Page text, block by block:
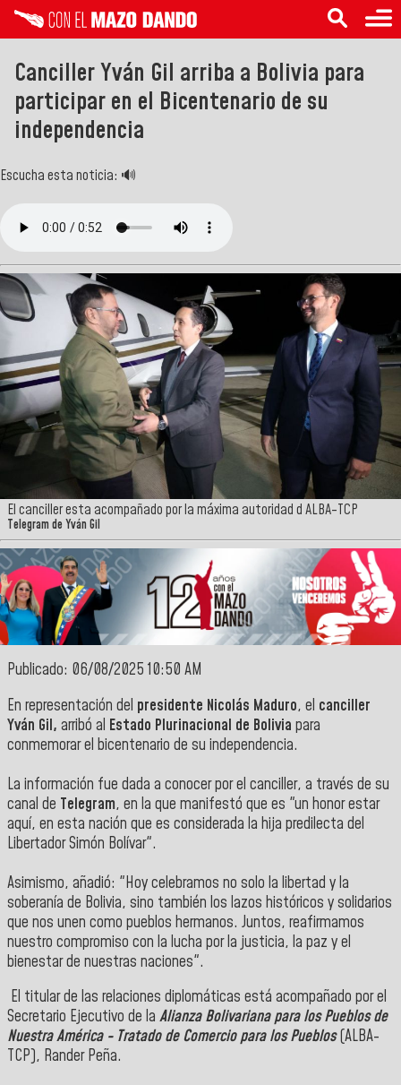
Canciller Yván Gil arriba a Bolivia para
participar en el Bicentenario de su
independencia
Escucha esta noticia: 🔊
El canciller esta acompañado por la máxima autoridad d ALBA-TCP
Telegram de Yván Gil
Publicado: 06/08/2025 10:50 AM
‎En representación del presidente Nicolás Maduro, el canciller
Yván Gil, arribó al Estado Plurinacional de Bolivia para
conmemorar el bicentenario de su independencia.
‎La información fue dada a conocer por el canciller, a través de su
canal de Telegram, en la que manifestó que es "un honor estar
aquí, en esta nación que es considerada la hija predilecta del
Libertador Simón Bolívar".
‎Asimismo, añadió: "Hoy celebramos no solo la libertad y la
soberanía de Bolivia, sino también los lazos históricos y solidarios
que nos unen como pueblos hermanos. Juntos, reafirmamos
nuestro compromiso con la lucha por la justicia, la paz y el
bienestar de nuestras naciones".
El titular de las relaciones diplomáticas está acompañado por el
Secretario Ejecutivo de la Alianza Bolivariana para los Pueblos de
Nuestra América - Tratado de Comercio para los Pueblos(ALBA-
TCP), Rander Peña.